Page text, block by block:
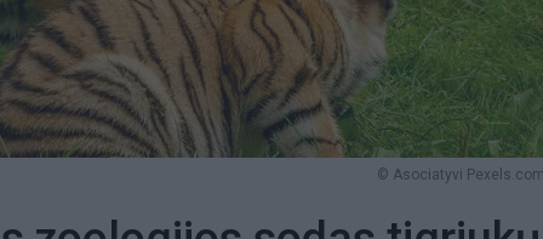
© Asociatyvi